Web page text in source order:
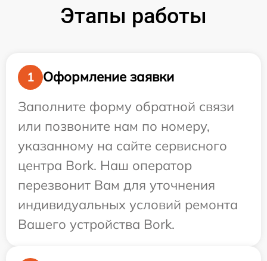
Этапы работы
1
Оформление заявки
Заполните форму обратной связи
или позвоните нам по номеру,
указанному на сайте сервисного
центра Bork. Наш оператор
перезвонит Вам для уточнения
индивидуальных условий ремонта
Вашего устройства Bork.